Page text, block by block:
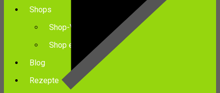
Shops
Shop-Verzeichnis
Shop erstellen
Blog
Rezepte